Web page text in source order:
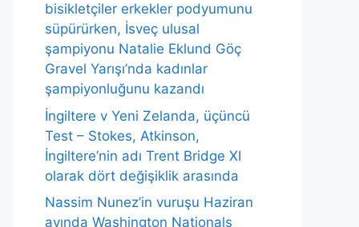
bisikletçiler erkekler podyumunu
süpürürken, İsveç ulusal
şampiyonu Natalie Eklund Göç
Gravel Yarışı’nda kadınlar
şampiyonluğunu kazandı
İngiltere v Yeni Zelanda, üçüncü
Test – Stokes, Atkinson,
İngiltere’nin adı Trent Bridge XI
olarak dört değişiklik arasında
Nassim Nunez’in vuruşu Haziran
ayında Washington Nationals